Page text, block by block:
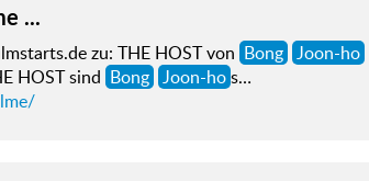
...
zu: THE HOST von Bong Joon-ho
HOST sind Bong Joon-hos…